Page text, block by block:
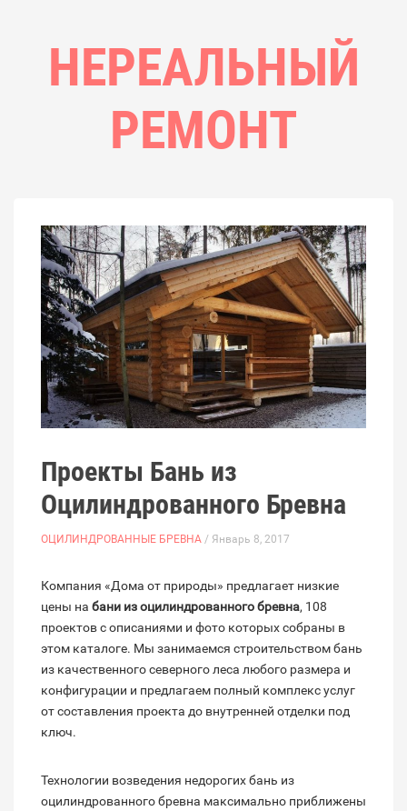
НЕРЕАЛЬНЫЙ
РЕМОНТ
Проекты Бань из
Оцилиндрованного Бревна
ОЦИЛИНДРОВАННЫЕ БРЕВНА / Январь 8, 2017
Компания «Дома от природы» предлагает низкие
цены на бани из оцилиндрованного бревна, 108
проектов с описаниями и фото которых собраны в
этом каталоге. Мы занимаемся строительством бань
из качественного северного леса любого размера и
конфигурации и предлагаем полный комплекс услуг
от составления проекта до внутренней отделки под
ключ.
Технологии возведения недорогих бань из
оцилиндрованного бревна максимально приближены